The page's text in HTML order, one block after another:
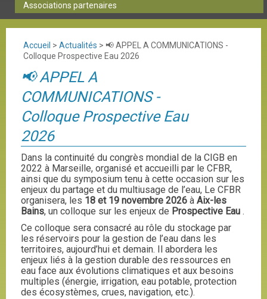
Associations partenaires
Accueil > Actualités > 📢 APPEL A COMMUNICATIONS -
Colloque Prospective Eau 2026
📢 APPEL A
COMMUNICATIONS -
Colloque Prospective Eau
2026
Dans la continuité du congrès mondial de la CIGB en
2022 à Marseille, organisé et accueilli par le CFBR,
ainsi que du symposium tenu à cette occasion sur les
enjeux du partage et du multiusage de l’eau, Le CFBR
organisera, les 18 et 19 novembre 2026 à Aix-les
Bains, un colloque sur les enjeux de Prospective Eau .
Ce colloque sera consacré au rôle du stockage par
les réservoirs pour la gestion de l’eau dans les
territoires, aujourd’hui et demain. Il abordera les
enjeux liés à la gestion durable des ressources en
eau face aux évolutions climatiques et aux besoins
multiples (énergie, irrigation, eau potable, protection
des écosystèmes, crues, navigation, etc.).